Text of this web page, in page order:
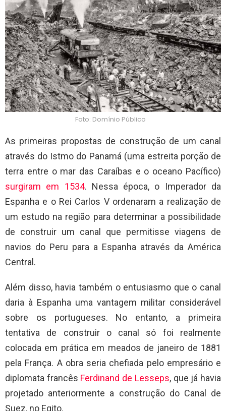
Foto: Domínio Público
As primeiras propostas de construção de um canal
através do Istmo do Panamá (uma estreita porção de
terra entre o mar das Caraíbas e o oceano Pacífico)
surgiram em 1534. Nessa época, o Imperador da
Espanha e o Rei Carlos V ordenaram a realização de
um estudo na região para determinar a possibilidade
de construir um canal que permitisse viagens de
navios do Peru para a Espanha através da América
Central.
Além disso, havia também o entusiasmo que o canal
daria à Espanha uma vantagem militar considerável
sobre os portugueses. No entanto, a primeira
tentativa de construir o canal só foi realmente
colocada em prática em meados de janeiro de 1881
pela França. A obra seria chefiada pelo empresário e
diplomata francês Ferdinand de Lesseps, que já havia
projetado anteriormente a construção do Canal de
Suez, no Egito.